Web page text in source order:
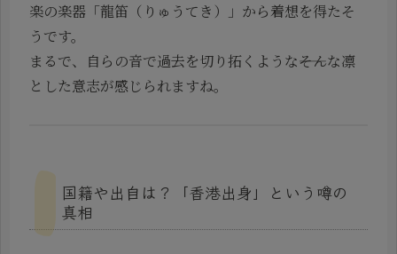
楽の楽器「龍笛（りゅうてき）」から着想を得たそ
うです。
まるで、自らの音で過去を切り拓くような――そんな凛
とした意志が感じられますね。
国籍や出自は？「香港出身」という噂の
真相